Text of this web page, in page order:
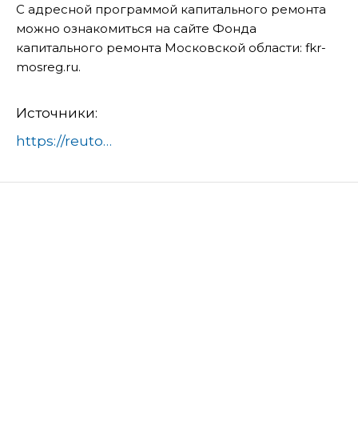
С адресной программой капитального ремонта
можно ознакомиться на сайте Фонда
капитального ремонта Московской области: fkr-
mosreg.ru.
Источники:
https://reutov.net/article/v-reutove-zamenyat-20-liftov-v-mnogokvartirnyh-domah-661682